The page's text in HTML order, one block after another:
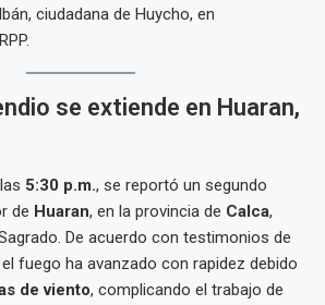
ciudadana de Huycho, en
se extiende en Huaran,
5:30 p.m., se reportó un segundo
de Huaran, en la provincia de Calca,
De acuerdo con testimonios de
fuego ha avanzado con rapidez debido
de viento, complicando el trabajo de